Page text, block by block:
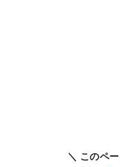
＼ このペ